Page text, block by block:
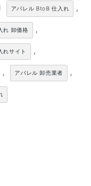
アパレル BtoB 仕入れ ,
れ 卸価格 ,
れサイト ,
, アパレル 卸売業者 ,